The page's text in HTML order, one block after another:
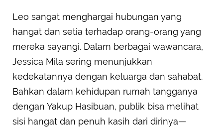
Leo sangat menghargai hubungan yang
hangat dan setia terhadap orang-orang yang
mereka sayangi. Dalam berbagai wawancara,
Jessica Mila sering menunjukkan
kedekatannya dengan keluarga dan sahabat.
Bahkan dalam kehidupan rumah tangganya
dengan Yakup Hasibuan, publik bisa melihat
sisi hangat dan penuh kasih dari dirinya—